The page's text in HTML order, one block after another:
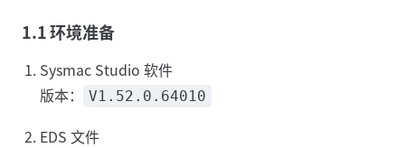
1.1 环境准备
Sysmac Studio 软件
版本：
V1.52.0.64010
EDS 文件